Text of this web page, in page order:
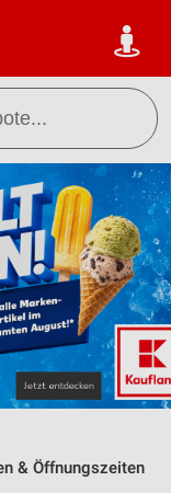
& Öffnungszeiten